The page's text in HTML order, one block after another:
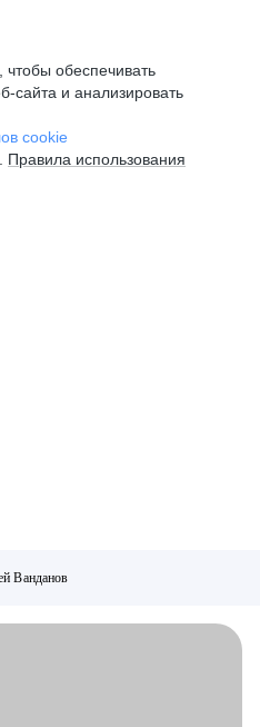
обеспечивать
сайта и анализировать
cookie
Правила использования
Ванданов